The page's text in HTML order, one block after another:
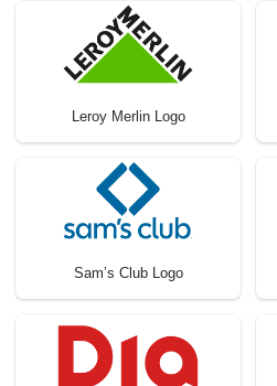
Leroy Merlin Logo
Sam’s Club Logo